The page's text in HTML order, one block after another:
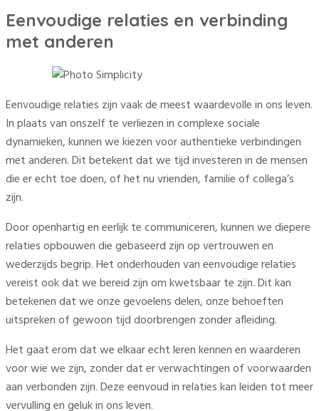
Eenvoudige relaties en verbinding
met anderen
Eenvoudige relaties zijn vaak de meest waardevolle in ons leven.
In plaats van onszelf te verliezen in complexe sociale
dynamieken, kunnen we kiezen voor authentieke verbindingen
met anderen. Dit betekent dat we tijd investeren in de mensen
die er echt toe doen, of het nu vrienden, familie of collega’s
zijn.
Door openhartig en eerlijk te communiceren, kunnen we diepere
relaties opbouwen die gebaseerd zijn op vertrouwen en
wederzijds begrip. Het onderhouden van eenvoudige relaties
vereist ook dat we bereid zijn om kwetsbaar te zijn. Dit kan
betekenen dat we onze gevoelens delen, onze behoeften
uitspreken of gewoon tijd doorbrengen zonder afleiding.
Het gaat erom dat we elkaar echt leren kennen en waarderen
voor wie we zijn, zonder dat er verwachtingen of voorwaarden
aan verbonden zijn. Deze eenvoud in relaties kan leiden tot meer
vervulling en geluk in ons leven.